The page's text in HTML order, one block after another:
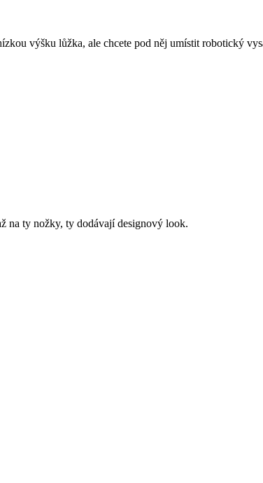
výšku lůžka, ale chcete pod něj umístit robotický
na ty nožky, ty dodávají designový look.